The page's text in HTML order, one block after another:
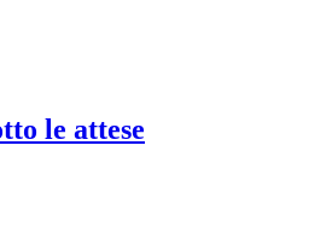
le attese